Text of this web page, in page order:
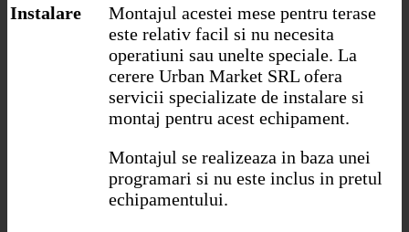
Instalare
Montajul acestei mese pentru terase
este relativ facil si nu necesita
operatiuni sau unelte speciale. La
cerere Urban Market SRL ofera
servicii specializate de instalare si
montaj pentru acest echipament.
Montajul se realizeaza in baza unei
programari si nu este inclus in pretul
echipamentului.